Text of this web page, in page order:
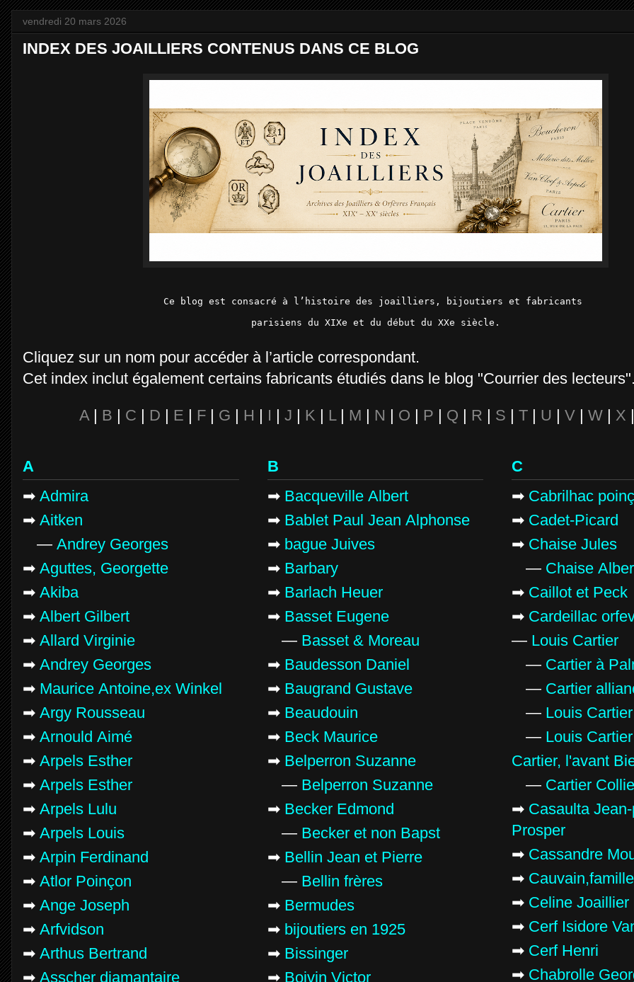
vendredi 20 mars 2026
INDEX DES JOAILLIERS CONTENUS DANS CE BLOG
Ce blog est consacré à l’histoire des joailliers, bijoutiers et fabricants
parisiens du XIXe et du début du XXe siècle.
Cliquez sur un nom pour accéder à l’article correspondant.
Cet index inclut également certains fabricants étudiés dans le blog "Courrier des lecteurs".
A | B | C | D | E | F | G | H | I | J | K | L| M | N | O | P | Q | R | S | T | U | V | W | X |
A
➡ Admira
➡ Aitken
— Andrey Georges
➡
Aguttes, Georgette
➡ Akiba
➡ Albert Gilbert
➡ Allard Virginie
➡ Andrey Georges
➡ Maurice Antoine,ex Winkel
➡ Argy Rousseau
➡ Arnould Aimé
➡ Arpels Esther
➡ Arpels Esther
➡ Arpels Lulu
➡ Arpels Louis
➡ Arpin Ferdinand
➡ Atlor Poinçon
➡ Ange Joseph
➡ Arfvidson
➡ Arthus Bertrand
➡ Asscher diamantaire
B
➡ Bacqueville Albert
➡ Bablet Paul Jean Alphonse
➡ bague Juives
➡ Barbary
➡ Barlach Heuer
➡ Basset Eugene
— Basset & Moreau
➡ Baudesson Daniel
➡ Baugrand Gustave
➡ Beaudouin
➡ Beck Maurice
➡ Belperron Suzanne
— Belperron Suzanne
➡ Becker Edmond
— Becker et non Bapst
➡ Bellin Jean et Pierre
— Bellin frères
➡ Bermudes
➡ bijoutiers en 1925
➡ Bissinger
➡ Boivin Victor
C
➡ Cabrilhac
➡ Cadet-Picard
➡ Chaise Jules
— Chaise
➡ Caillot et Peck
➡ Cardeillac
— Louis Cartier
— Cartier à
— Cartier
— Louis Cartier
— Louis Cartier
Cartier, l'avant
— Cartier
➡ Casaulta
Prosper
➡ Cassandre
➡ Cauvain,famille
➡ Celine Joaillier
➡ Cerf Isidore
➡ Cerf Henri
➡ Chabrolle